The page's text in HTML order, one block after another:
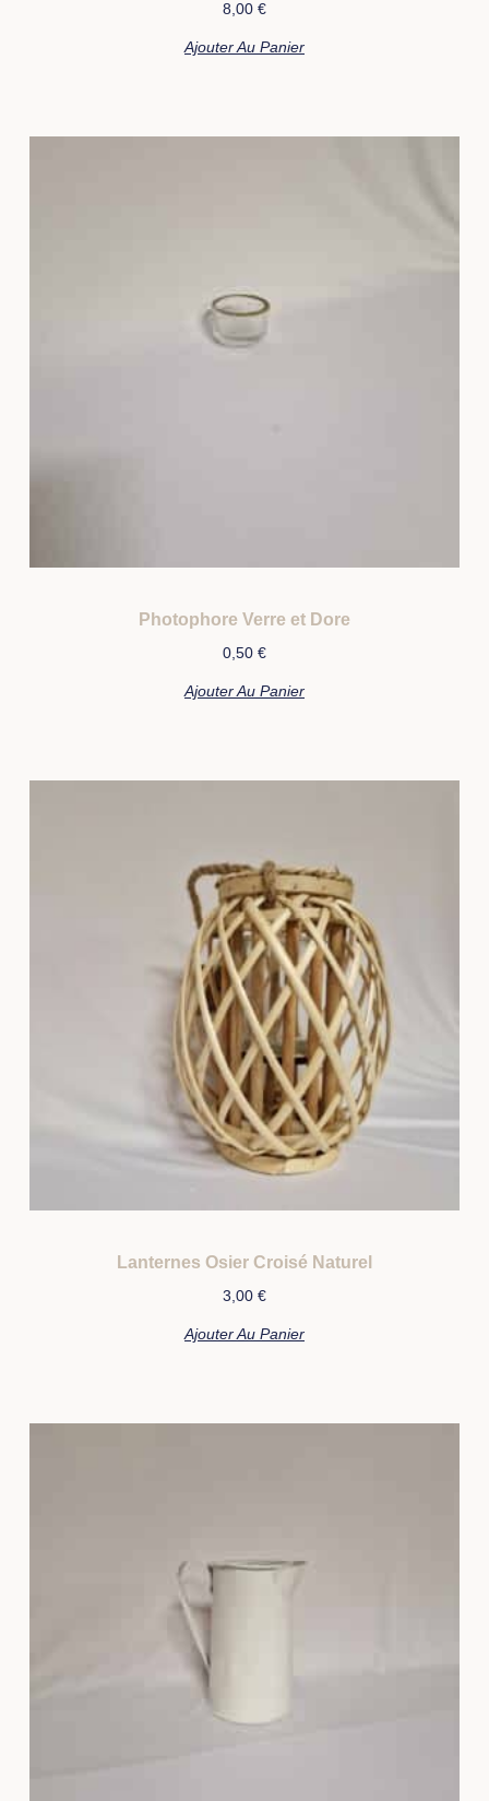
8,00 €
Ajouter Au Panier
Photophore Verre et Dore
0,50 €
Ajouter Au Panier
Lanternes Osier Croisé Naturel
3,00 €
Ajouter Au Panier